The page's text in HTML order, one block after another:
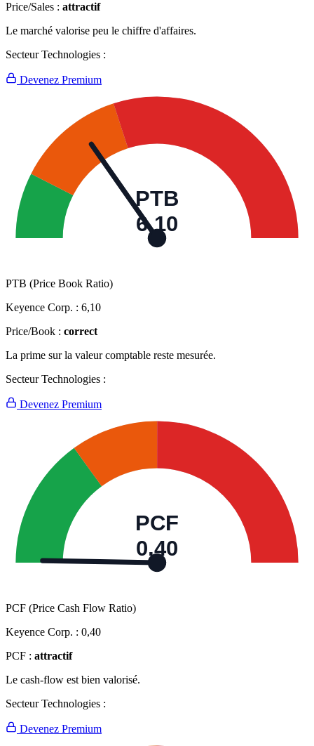
Price/Sales : attractif
Le marché valorise peu le chiffre d'affaires.
Secteur Technologies :
Devenez Premium
PTB
6,10
PTB (Price Book Ratio)
Keyence Corp. : 6,10
Price/Book : correct
La prime sur la valeur comptable reste mesurée.
Secteur Technologies :
Devenez Premium
PCF
0,40
PCF (Price Cash Flow Ratio)
Keyence Corp. : 0,40
PCF : attractif
Le cash-flow est bien valorisé.
Secteur Technologies :
Devenez Premium